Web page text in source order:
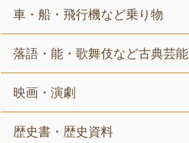
車・船・飛行機など乗り物
落語・能・歌舞伎など古典芸能
映画・演劇
歴史書・歴史資料